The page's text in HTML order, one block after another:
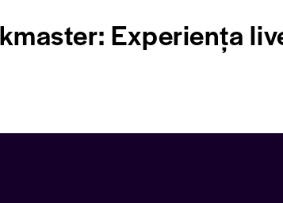
Experiența